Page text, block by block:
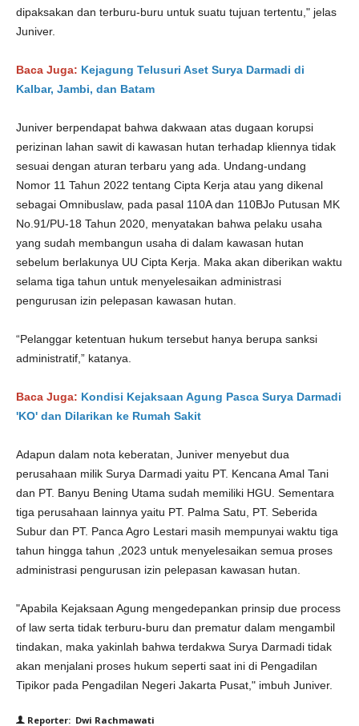
dipaksakan dan terburu-buru untuk suatu tujuan tertentu," jelas
Juniver.
Baca Juga: Kejagung Telusuri Aset Surya Darmadi di
Kalbar, Jambi, dan Batam
Juniver berpendapat bahwa dakwaan atas dugaan korupsi
perizinan lahan sawit di kawasan hutan terhadap kliennya tidak
sesuai dengan aturan terbaru yang ada. Undang-undang
Nomor 11 Tahun 2022 tentang Cipta Kerja atau yang dikenal
sebagai Omnibuslaw, pada pasal 110A dan 110BJo Putusan MK
No.91/PU-18 Tahun 2020, menyatakan bahwa pelaku usaha
yang sudah membangun usaha di dalam kawasan hutan
sebelum berlakunya UU Cipta Kerja. Maka akan diberikan waktu
selama tiga tahun untuk menyelesaikan administrasi
pengurusan izin pelepasan kawasan hutan.
“Pelanggar ketentuan hukum tersebut hanya berupa sanksi
administratif,” katanya.
Baca Juga: Kondisi Kejaksaan Agung Pasca Surya Darmadi
'KO' dan Dilarikan ke Rumah Sakit
Adapun dalam nota keberatan, Juniver menyebut dua
perusahaan milik Surya Darmadi yaitu PT. Kencana Amal Tani
dan PT. Banyu Bening Utama sudah memiliki HGU. Sementara
tiga perusahaan lainnya yaitu PT. Palma Satu, PT. Seberida
Subur dan PT. Panca Agro Lestari masih mempunyai waktu tiga
tahun hingga tahun ,2023 untuk menyelesaikan semua proses
administrasi pengurusan izin pelepasan kawasan hutan.
"Apabila Kejaksaan Agung mengedepankan prinsip due process
of law serta tidak terburu-buru dan prematur dalam mengambil
tindakan, maka yakinlah bahwa terdakwa Surya Darmadi tidak
akan menjalani proses hukum seperti saat ini di Pengadilan
Tipikor pada Pengadilan Negeri Jakarta Pusat," imbuh Juniver.
Reporter: Dwi Rachmawati